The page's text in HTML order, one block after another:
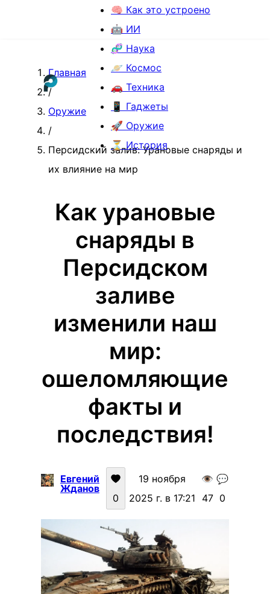
🧠 Как это устроено
🤖 ИИ
🧬 Наука
🪐 Космос
🚗 Техника
📱 Гаджеты
🚀 Оружие
⏳ История
Главная
/
Оружие
/
Персидский залив: Урановые снаряды и
их влияние на мир
Как урановые
снаряды в
Персидском
заливе
изменили наш
мир:
ошеломляющие
факты и
последствия!
Евгений
Жданов
0
19 ноября
2025 г. в 17:21
👁️
47
💬
0